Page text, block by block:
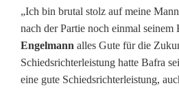
„Ich bin brutal stolz auf meine
nach der Partie noch einmal seinem
Engelmann alles Gute für die
Schiedsrichterleistung hatte Bafra
eine gute Schiedsrichterleistung,